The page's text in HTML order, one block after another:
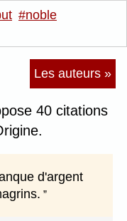
#noble
Les auteurs »
40 citations
d'argent